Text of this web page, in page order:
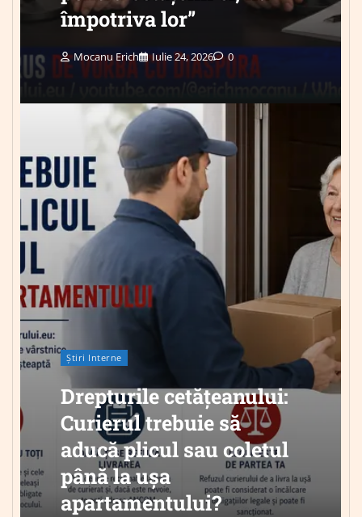
împotriva lor”
Mocanu Erich Iulie 24, 2026 0
Știri Interne
Drepturile cetățeanului:
Curierul trebuie să
aducă plicul sau coletul
până la ușa
apartamentului?